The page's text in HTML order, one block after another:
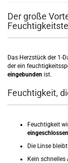
Der große
Das Herzstück der 1-
der ein
eingebunden ist.
Feuchtigkeit,
Feuchtigkeit
eingeschlossen
Die Linse bleibt
Kein